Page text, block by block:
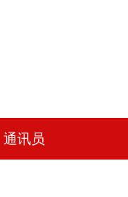
通讯员